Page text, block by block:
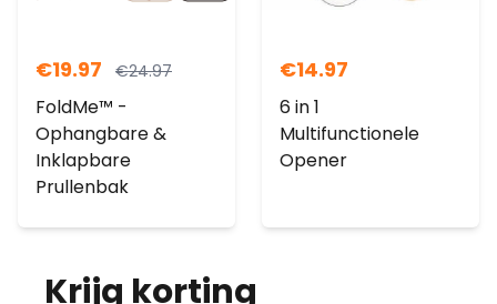
€19.97 €24.97
FoldMe™ -
Ophangbare &
Inklapbare
Prullenbak
€14.97
6 in 1
Multifunctionele
Opener
Krijg korting